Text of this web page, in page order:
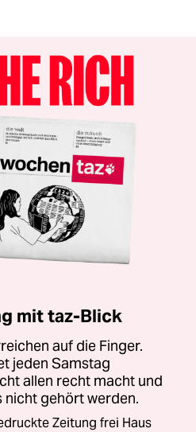
mit taz-Blick
auf die Finger.
jeden Samstag
allen recht macht und
nicht gehört werden.
Zeitung frei Haus